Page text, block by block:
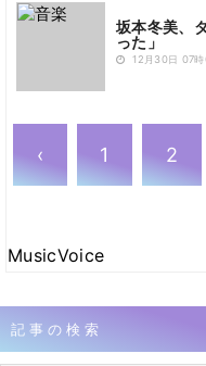
坂本冬美、
った」
12月30日 07
‹ 1 2
MusicVoice
記事の検索